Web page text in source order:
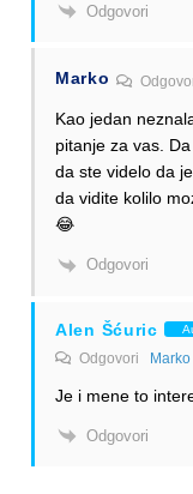
Odgovori
Marko
Kao jedan
pitanje za vas.
da ste videlo da
da vidite kolilo
😂
Odgovori
Alen Šćuric
Odgovori Marko
Je i mene to
Odgovori